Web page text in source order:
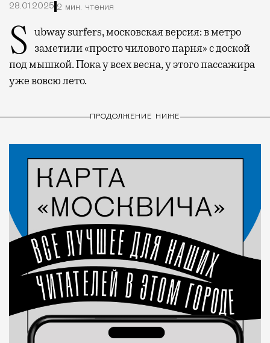
28.01.2025 2 мин. чтения
Subway surfers, московская версия: в метро
заметили «просто чилового парня» с доской
под мышкой. Пока у всех весна, у этого пассажира
уже вовсю лето.
ПРОДОЛЖЕНИЕ НИЖЕ